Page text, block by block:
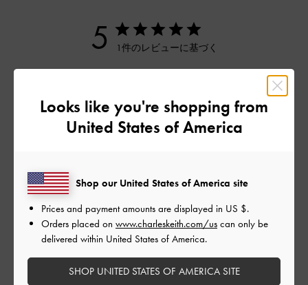
5 1件のレビューに基づく
3
0
2
0
レビューを書く
デザイン
Looks like you're shopping from
United States of America
Shop our United States of America site
Prices and payment amounts are displayed in US $.
Orders placed on www.charleskeith.com/us can only be
delivered within United States of America.
SHOP UNITED STATES OF AMERICA SITE